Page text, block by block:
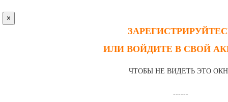
×
ИЛИ ВОЙДИТЕ В СВОЙ
ЧТОБЫ НЕ ВИДЕТЬ ЭТО
------